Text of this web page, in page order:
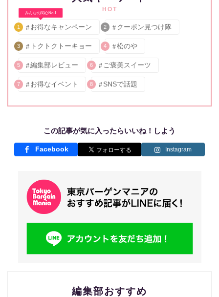
HOT
みんなの関心No.1
1 お得なキャンペーン 2 クーポン見つけ隊
3 トクトクトーキョー 4 松のや
5 編集部レビュー 6 ご褒美スイーツ
7 お得なイベント 8 SNSで話題
この記事が気に入ったらいいね！しよう
Facebook Instagram
編集部おすすめ